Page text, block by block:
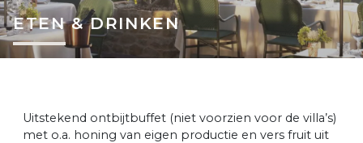
ETEN & DRINKEN
Uitstekend ontbijtbuffet (niet voorzien voor de villa’s)
met o.a. honing van eigen productie en vers fruit uit